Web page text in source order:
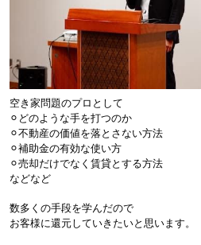
空き家問題のプロとして
⚪︎どのような手を打つのか
⚪︎不動産の価値を落とさない方法
⚪︎補助金の有効な使い方
⚪︎売却だけでなく賃貸とする方法
などなど
数多くの手段を学んだので
お客様に還元していきたいと思います。